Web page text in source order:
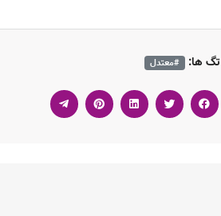
تگ ها: #معتدل